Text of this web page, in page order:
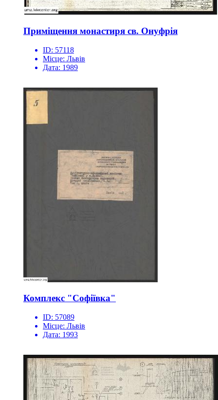
Приміщення монастиря св. Онуфрія
ID: 57118
Місце: Львів
Дата: 1989
Комплекс "Софіївка"
ID: 57089
Місце: Львів
Дата: 1993